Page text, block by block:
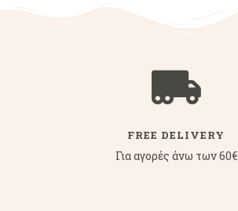
FREE DELIVERY
Για αγορές άνω των 60€